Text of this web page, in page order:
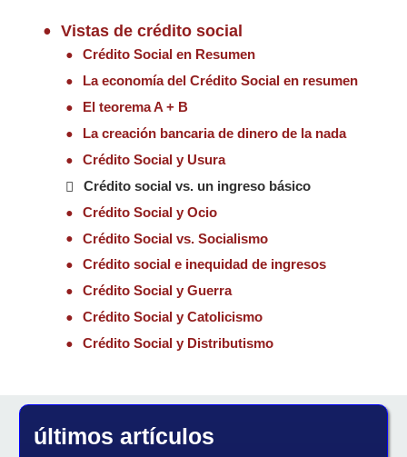
Vistas de crédito social
Crédito Social en Resumen
La economía del Crédito Social en resumen
El teorema A + B
La creación bancaria de dinero de la nada
Crédito Social y Usura
Crédito social vs. un ingreso básico
Crédito Social y Ocio
Crédito Social vs. Socialismo
Crédito social e inequidad de ingresos
Crédito Social y Guerra
Crédito Social y Catolicismo
Crédito Social y Distributismo
últimos artículos